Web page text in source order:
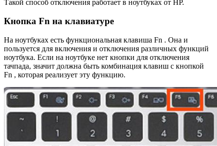
Такой способ отключения работает в ноутбуках от HP.
Кнопка Fn на клавиатуре
На ноутбуках есть функциональная клавиша Fn . Она и
пользуется для включения и отключения различных функций
ноутбука. Если на ноутбуке нет кнопки для отключения
тачпада, значит должна быть комбинация клавиш с кнопкой
Fn , которая реализует эту функцию.